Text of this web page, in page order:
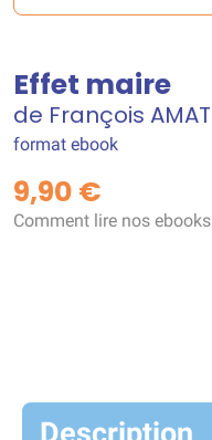
Effet maire
de François AMAT
format ebook
9,90 €
Comment lire nos ebooks